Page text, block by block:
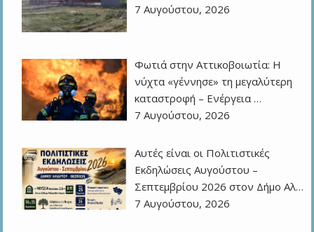
7 Αυγούστου, 2026
Φωτιά στην Αττικοβοιωτία: Η
νύχτα «γέννησε» τη μεγαλύτερη
καταστροφή – Ενέργεια …
7 Αυγούστου, 2026
Αυτές είναι οι Πολιτιστικές
Εκδηλώσεις Αυγούστου –
Σεπτεμβρίου 2026 στον Δήμο Αλ…
7 Αυγούστου, 2026